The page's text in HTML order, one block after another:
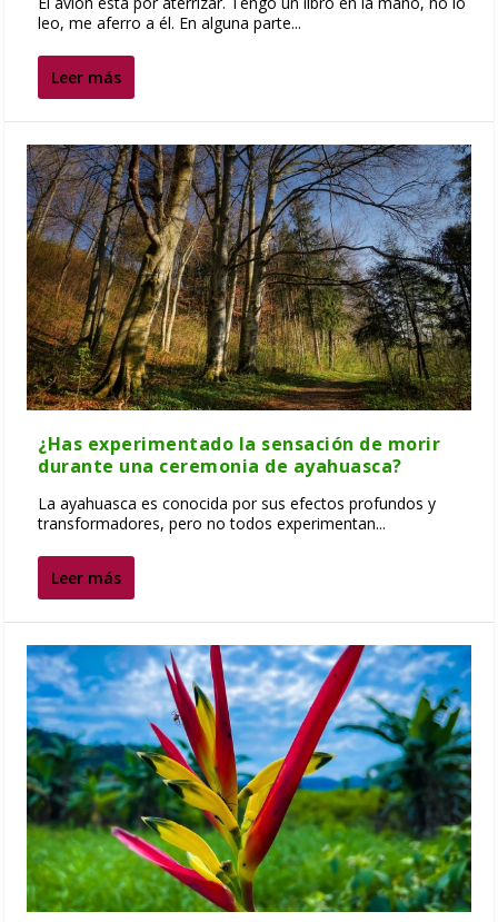
leo, me aferro a él. En alguna parte...
Leer más
¿Has experimentado la sensación de morir
durante una ceremonia de ayahuasca?
La ayahuasca es conocida por sus efectos profundos y
transformadores, pero no todos experimentan...
Leer más